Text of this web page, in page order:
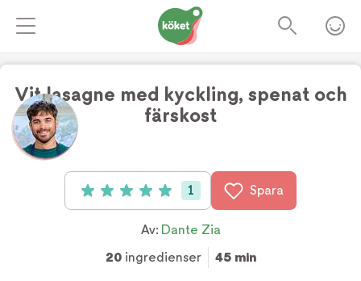
Vit lasagne med kyckling, spenat och
färskost
Betyg: 5 av 5 (1 röster)
1 Spara
Av: Dante Zia
20ingredienser 45 min